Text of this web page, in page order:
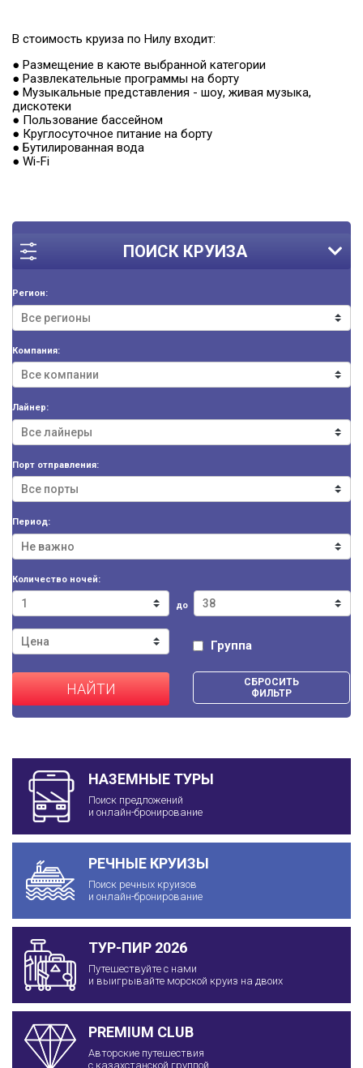
ПОИСК КРУИЗА
Регион:
Компания:
Лайнер:
Порт отправления:
Период:
Количество ночей:
до
Группа
НАЙТИ
СБРОСИТЬ
ФИЛЬТР
НАЗЕМНЫЕ ТУРЫ
Поиск предложений
и онлайн-бронирование
РЕЧНЫЕ КРУИЗЫ
Поиск речных круизов
и онлайн-бронирование
ТУР-ПИР 2026
Путешествуйте с нами
и выигрывайте морской круиз на двоих
PREMIUM CLUB
Авторские путешествия
с казахстанской группой
В стоимость круиза по Нилу входит:
● Размещение в каюте выбранной категории
● Развлекательные программы на борту
● Музыкальные представления - шоу, живая музыка,
дискотеки
● Пользование бассейном
● Круглосуточное питание на борту
● Бутилированная вода
● Wi-Fi